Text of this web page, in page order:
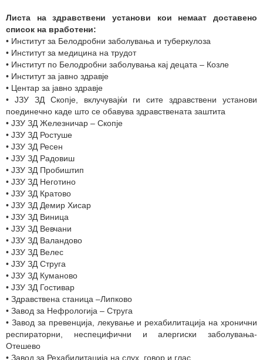
Листа на здравствени установи кои немаат доставено
список на вработени:
• Институт за Белодробни заболувања и туберкулоза
• Институт за медицина на трудот
• Институт по Белодробни заболувања кај децата – Козле
• Институт за јавно здравје
• Центар за јавно здравје
• ЈЗУ ЗД Скопје, вклучувајќи ги сите здравствени установи
поединечно каде што се обавува здравствената заштита
• ЈЗУ ЗД Железничар – Скопје
• ЈЗУ ЗД Ростуше
• ЈЗУ ЗД Ресен
• ЈЗУ ЗД Радовиш
• ЈЗУ ЗД Пробиштип
• ЈЗУ ЗД Неготино
• ЈЗУ ЗД Кратово
• ЈЗУ ЗД Демир Хисар
• ЈЗУ ЗД Виница
• ЈЗУ ЗД Вевчани
• ЈЗУ ЗД Валандово
• ЈЗУ ЗД Велес
• ЈЗУ ЗД Струга
• ЈЗУ ЗД Куманово
• ЈЗУ ЗД Гостивар
• Здравствена станица –Липково
• Завод за Нефрологија – Струга
• Завод за превенција, лекување и рехабилитација на хронични
респираторни, неспецифични и алергиски заболувања-
Отешево
• Завод за Рехабилитација на слух, говор и глас